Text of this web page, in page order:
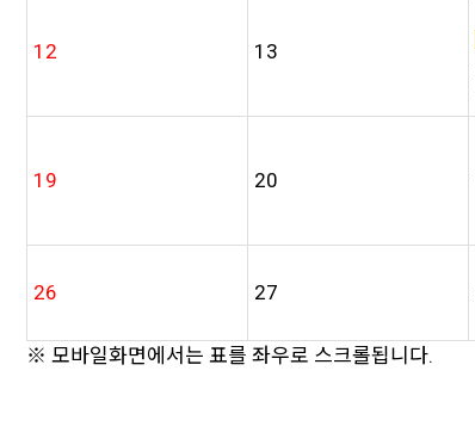
12 13
19 20
26 27
※ 모바일화면에서는 표를 좌우로 스크롤됩니다.